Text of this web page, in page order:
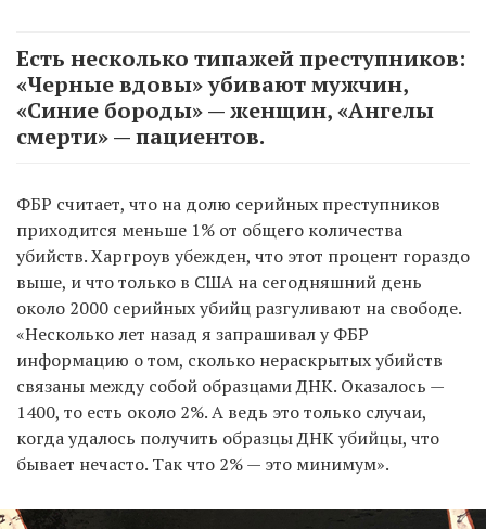
Есть несколько типажей преступников:
«Черные вдовы» убивают мужчин,
«Синие бороды» — женщин, «Ангелы
смерти» — пациентов.
ФБР считает, что на долю серийных преступников
приходится меньше 1% от общего количества
убийств. Харгроув убежден, что этот процент гораздо
выше, и что только в США на сегодняшний день
около 2000 серийных убийц разгуливают на свободе.
«Несколько лет назад я запрашивал у ФБР
информацию о том, сколько нераскрытых убийств
связаны между собой образцами ДНК. Оказалось —
1400, то есть около 2%. А ведь это только случаи,
когда удалось получить образцы ДНК убийцы, что
бывает нечасто. Так что 2% — это минимум».